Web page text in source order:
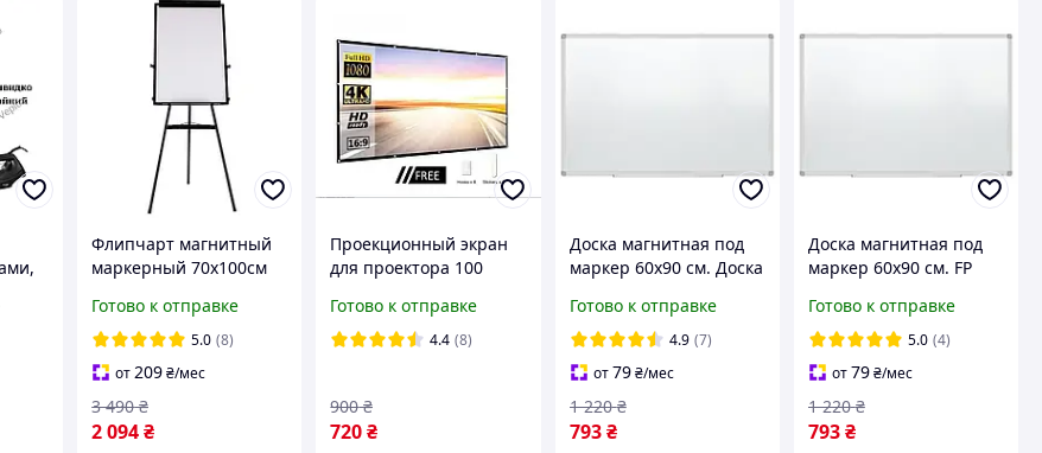
Флипчарт магнитный
маркерный 70х100см
Флипчарт для маркера
регулируемый по
высоте Черный +
НАБОР в подарок
Готово к отправке
5.0 (8)
от209₴/мес
2 094₴
3 490 ₴
Проекционный экран
для проектора 100
окантовкой люверсами
и креплением \
Готово к отправке
4.4 (8)
720₴
900 ₴
Доска магнитная под
маркер 60х90 cм. Доска
Готово к отправке
4.9 (7)
от79 ₴/мес
793 ₴
1 220 ₴
Доска магнитная под
маркер 60х90 cм. FP
Готово к отправке
5.0 (4)
от79₴/мес
793₴
1 220 ₴